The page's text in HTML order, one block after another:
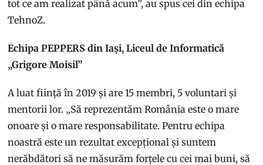
tot ce am realizat până acum”, au spus cei din echipa
TehnoZ.
Echipa PEPPERS din Iași, Liceul de Informatică
„Grigore Moisil”
A luat ființă în 2019 și are 15 membri, 5 voluntari și
mentorii lor. „Să reprezentăm România este o mare
onoare și o mare responsabilitate. Pentru echipa
noastră este un rezultat excepțional și suntem
nerăbdători să ne măsurăm forțele cu cei mai buni, să